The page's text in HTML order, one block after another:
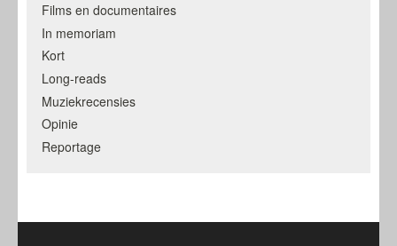
Films en documentaires
In memoriam
Kort
Long-reads
Muziekrecensies
Opinie
Reportage